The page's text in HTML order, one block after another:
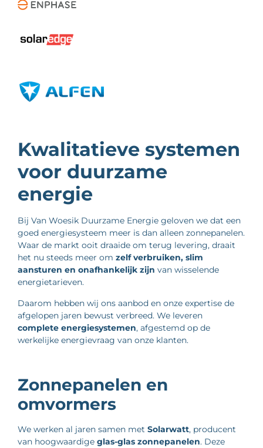
Kwalitatieve systemen
voor duurzame
energie
Bij Van Woesik Duurzame Energie geloven we dat een
goed energiesysteem meer is dan alleen zonnepanelen.
Waar de markt ooit draaide om terug levering, draait
het nu steeds meer om zelf verbruiken, slim
aansturen en onafhankelijk zijn van wisselende
energietarieven.
Daarom hebben wij ons aanbod en onze expertise de
afgelopen jaren bewust verbreed. We leveren
complete energiesystemen, afgestemd op de
werkelijke energievraag van onze klanten.
Zonnepanelen en
omvormers
We werken al jaren samen met Solarwatt, producent
van hoogwaardige glas-glas zonnepanelen. Deze